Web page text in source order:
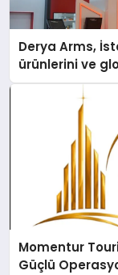
Derya Arms,
ürünlerini ve
Momentur
Güçlü